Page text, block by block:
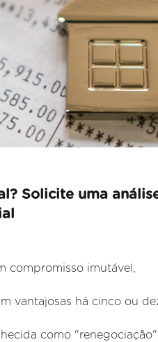
Solicite uma
compromisso imutável,
vantajosas há cinco ou
como